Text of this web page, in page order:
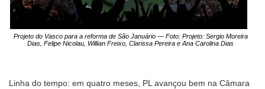
Projeto do Vasco para a reforma de São Januário — Foto: Projeto: Sergio Moreira
Dias, Felipe Nicolau, Willian Freixo, Clarissa Pereira e Ana Carolina Dias
Linha do tempo: em quatro meses, PL avançou bem na Câmara